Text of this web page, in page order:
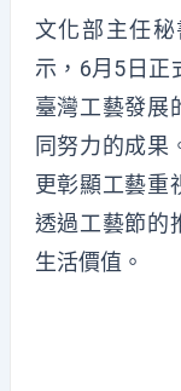
文化部主任
示，6月5日正
臺灣工藝發展
同努力的成果
更彰顯工藝重
透過工藝節的
生活價值。